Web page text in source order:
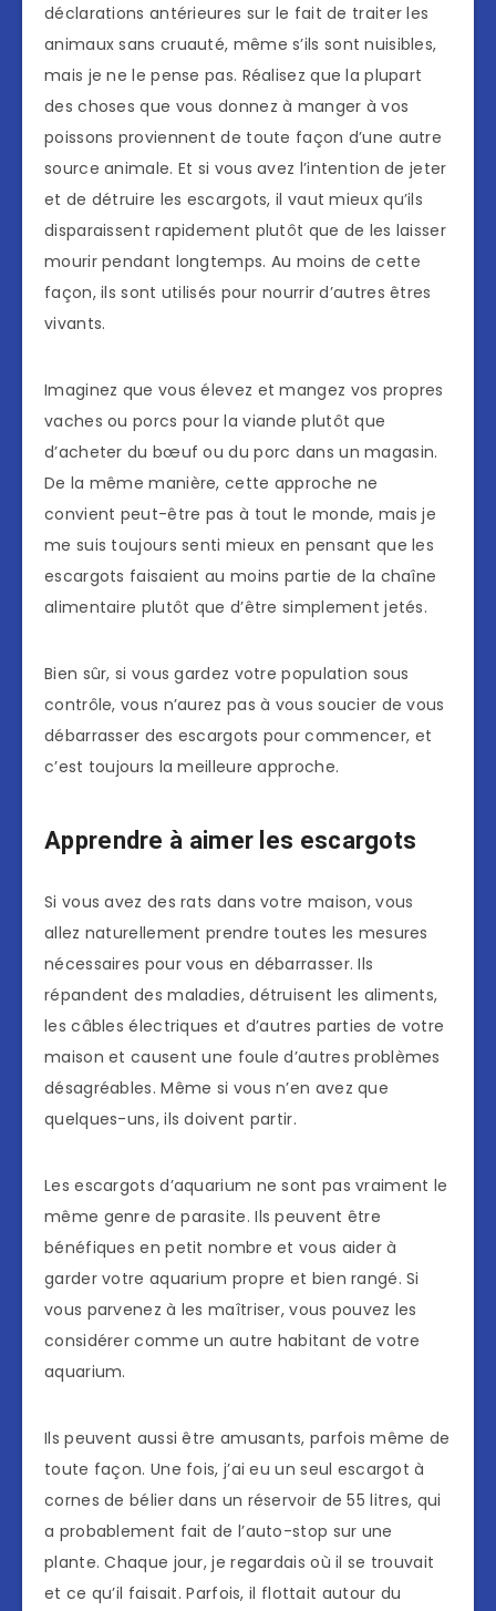
déclarations antérieures sur le fait de traiter les
animaux sans cruauté, même s’ils sont nuisibles,
mais je ne le pense pas. Réalisez que la plupart
des choses que vous donnez à manger à vos
poissons proviennent de toute façon d’une autre
source animale. Et si vous avez l’intention de jeter
et de détruire les escargots, il vaut mieux qu’ils
disparaissent rapidement plutôt que de les laisser
mourir pendant longtemps. Au moins de cette
façon, ils sont utilisés pour nourrir d’autres êtres
vivants.
Imaginez que vous élevez et mangez vos propres
vaches ou porcs pour la viande plutôt que
d’acheter du bœuf ou du porc dans un magasin.
De la même manière, cette approche ne
convient peut-être pas à tout le monde, mais je
me suis toujours senti mieux en pensant que les
escargots faisaient au moins partie de la chaîne
alimentaire plutôt que d’être simplement jetés.
Bien sûr, si vous gardez votre population sous
contrôle, vous n’aurez pas à vous soucier de vous
débarrasser des escargots pour commencer, et
c’est toujours la meilleure approche.
Apprendre à aimer les escargots
Si vous avez des rats dans votre maison, vous
allez naturellement prendre toutes les mesures
nécessaires pour vous en débarrasser. Ils
répandent des maladies, détruisent les aliments,
les câbles électriques et d’autres parties de votre
maison et causent une foule d’autres problèmes
désagréables. Même si vous n’en avez que
quelques-uns, ils doivent partir.
Les escargots d’aquarium ne sont pas vraiment le
même genre de parasite. Ils peuvent être
bénéfiques en petit nombre et vous aider à
garder votre aquarium propre et bien rangé. Si
vous parvenez à les maîtriser, vous pouvez les
considérer comme un autre habitant de votre
aquarium.
Ils peuvent aussi être amusants, parfois même de
toute façon. Une fois, j’ai eu un seul escargot à
cornes de bélier dans un réservoir de 55 litres, qui
a probablement fait de l’auto-stop sur une
plante. Chaque jour, je regardais où il se trouvait
et ce qu’il faisait. Parfois, il flottait autour du